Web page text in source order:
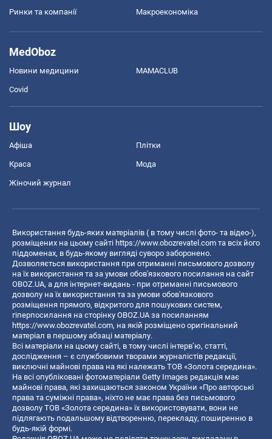
Ринки та компанії Макроекономіка
MedOboz
Новини медицини MAMACLUB
Covid
Шоу
Афіша Плітки
Краса Мода
Жіночий журнал
Використання будь-яких матеріалів ( в тому числі фото- та відео-),
розміщених на цьому сайті https://www.obozrevatel.com та всіх його
піддоменах, в будь-якому вигляді суворо заборонено.
Дозволяється використання при отриманні письмового дозволу
на їх використання та за умови обов'язкового посилання на сайт
OBOZ.UA, а для інтернет-видань - при отриманні письмового
дозволу на їх використання та за умови обов'язкового
розміщення прямого, відкритого для пошукових систем,
гіперпосилання на сторінку OBOZ.UA за посиланням
https://www.obozrevatel.com, на якій розміщено оригінальний
матеріал в першому абзаці матеріалу.
Всі матеріали на цьому сайті, в тому числі інтерв’ю, статті,
дослідження – є службовими творами журналістів редакції,
виключні майнові права на які належать ТОВ «Золота середина».
На всі опубліковані фотоматеріали Getty Images редакція має
майнові права, які захищаються законом України «Про авторські
права та суміжні права», ніхто не має права без письмового
дозволу ТОВ «Золота середина» їх використовувати, вони не
підлягають подальшому відтворенню, перекладу, поширенню в
будь-якій формі.